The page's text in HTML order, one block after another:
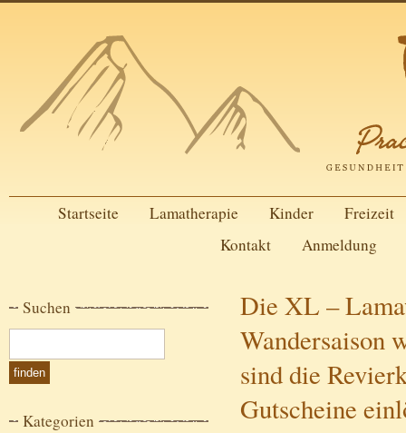
Startseite Lamatherapie Kinder
Freizeit
Kontakt
Anmeldung
Suchen
Kategorien
Die XL –
Wandersaison
sind die
Gutscheine